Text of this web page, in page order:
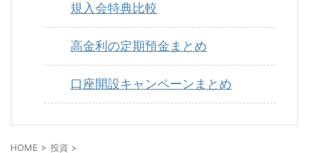
規入会特典比較
高金利の定期預金まとめ
口座開設キャンペーンまとめ
HOME > 投資 >